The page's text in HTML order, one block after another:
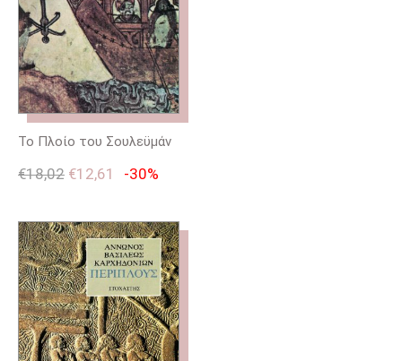
Το Πλοίο του Σουλεϋμάν
€18,02 €12,61 -30%